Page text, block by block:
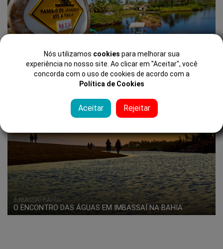
Nós utilizamos cookies para melhorar sua
experiência no nosso site. Ao clicar em "Aceitar", você
concorda com o uso de cookies de acordo com a
Política de Cookies
Aceitar Rejeitar
IMBASSAÍ-BAHIA
UM PASSEIO EM FAMÍLIA
IMBASSAÍ-BAHIA
O ENCONTRO DAS ÁGUAS EM IMBASSAÍ NA BAHIA